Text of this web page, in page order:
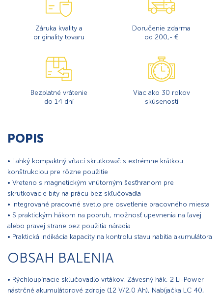
Záruka kvality a
originality tovaru
Doručenie zdarma
od 200,- €
Bezplatné vrátenie
do 14 dní
Viac ako 30 rokov
skúseností
POPIS
• Ľahký kompaktný vŕtací skrutkovač s extrémne krátkou
konštrukciou pre rôzne použitie
• Vreteno s magnetickým vnútorným šesťhranom pre
skrutkovacie bity na prácu bez skľučovadla
• Integrované pracovné svetlo pre osvetlenie pracovného miesta
• S praktickým hákom na popruh, možnosť upevnenia na ľavej
alebo pravej strane bez použitia náradia
• Praktická indikácia kapacity na kontrolu stavu nabitia akumulátora
OBSAH BALENIA
• Rýchloupínacie skľučovadlo vrtákov, Závesný hák, 2 Li-Power
nástrčné akumulátorové zdroje (12 V/2,0 Ah), Nabíjačka LC 40,